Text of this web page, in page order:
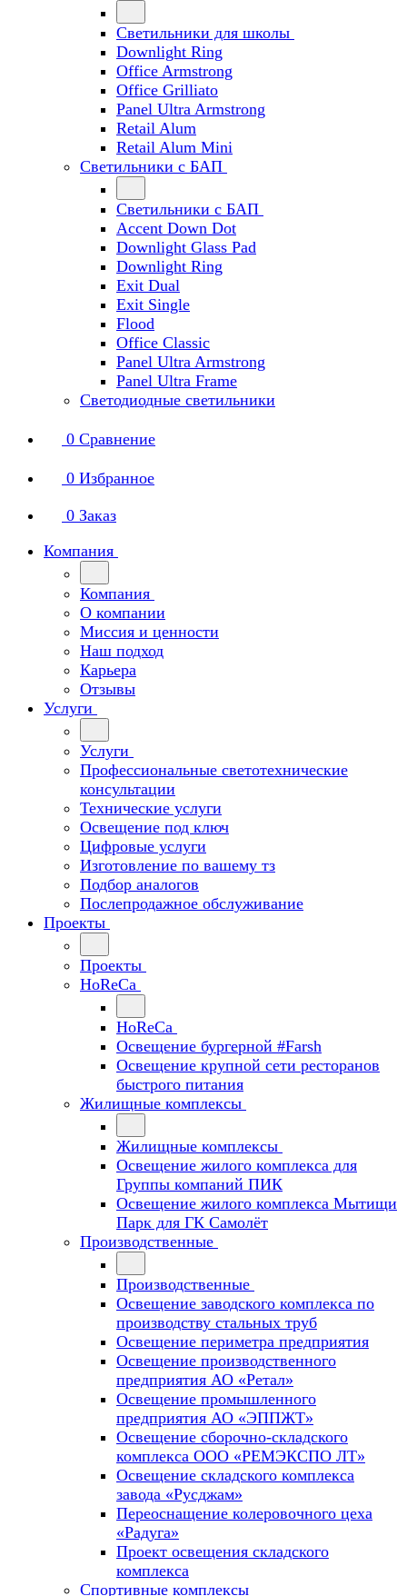
Светильники для школы
Downlight Ring
Office Armstrong
Office Grilliato
Panel Ultra Armstrong
Retail Alum
Retail Alum Mini
Светильники с БАП
Светильники с БАП
Accent Down Dot
Downlight Glass Pad
Downlight Ring
Exit Dual
Exit Single
Flood
Office Classic
Panel Ultra Armstrong
Panel Ultra Frame
Светодиодные светильники
0 Сравнение
0 Избранное
0 Заказ
Компания
Компания
О компании
Миссия и ценности
Наш подход
Карьера
Отзывы
Услуги
Услуги
Профессиональные светотехнические
консультации
Технические услуги
Освещение под ключ
Цифровые услуги
Изготовление по вашему тз
Подбор аналогов
Послепродажное обслуживание
Проекты
Проекты
HoReCa
HoReCa
Освещение бургерной #Farsh
Освещение крупной сети ресторанов
быстрого питания
Жилищные комплексы
Жилищные комплексы
Освещение жилого комплекса для
Группы компаний ПИК
Освещение жилого комплекса Мытищи
Парк для ГК Самолёт
Производственные
Производственные
Освещение заводского комплекса по
производству стальных труб
Освещение периметра предприятия
Освещение производственного
предприятия АО «Ретал»
Освещение промышленного
предприятия АО «ЭППЖТ»
Освещение сборочно-складского
комплекса ООО «РЕМЭКСПО ЛТ»
Освещение складского комплекса
завода «Русджам»
Переоснащение колеровочного цеха
«Радуга»
Проект освещения складского
комплекса
Спортивные комплексы